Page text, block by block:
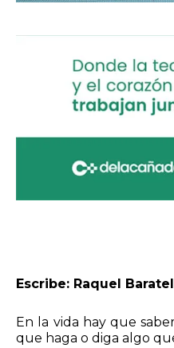
Escribe: Raquel
En la vida hay que
que haga o diga algo